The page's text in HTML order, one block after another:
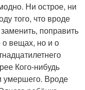
Ни острое, ни
того, что вроде
поправить
о вещах, но и о
Кого-нибудь
умершего. Вроде